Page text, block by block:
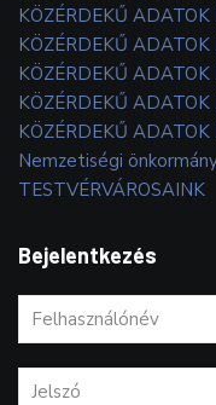
KÖZÉRDEKŰ
KÖZÉRDEKŰ
KÖZÉRDEKŰ
KÖZÉRDEKŰ
KÖZÉRDEKŰ
Nemzetiségi
TESTVÉRVÁROSAINK
Bejelentkezés